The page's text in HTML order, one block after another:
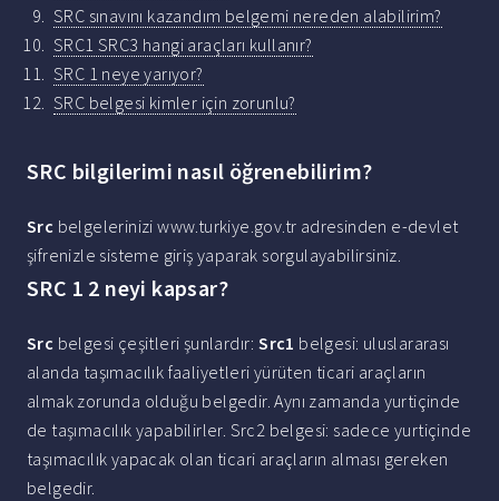
SRC sınavını kazandım belgemi nereden alabilirim?
SRC1 SRC3 hangi araçları kullanır?
SRC 1 neye yarıyor?
SRC belgesi kimler için zorunlu?
SRC bilgilerimi nasıl öğrenebilirim?
Src belgelerinizi www.turkiye.gov.tr adresinden e-devlet
şifrenizle sisteme giriş yaparak sorgulayabilirsiniz.
SRC 1 2 neyi kapsar?
Src belgesi çeşitleri şunlardır:Src1 belgesi: uluslararası
alanda taşımacılık faaliyetleri yürüten ticari araçların
almak zorunda olduğu belgedir. Aynı zamanda yurtiçinde
de taşımacılık yapabilirler. Src2 belgesi: sadece yurtiçinde
taşımacılık yapacak olan ticari araçların alması gereken
belgedir.